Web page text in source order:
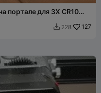
портале для 3X CR10
 228 127